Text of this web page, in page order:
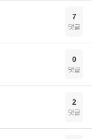
7
댓글
0
댓글
2
댓글